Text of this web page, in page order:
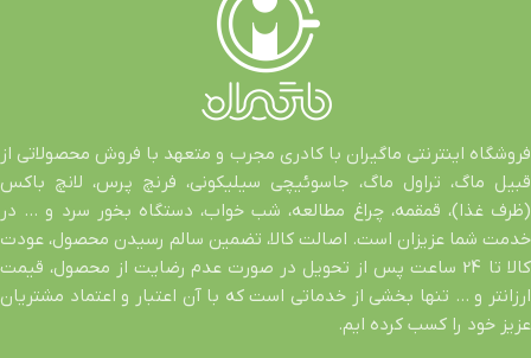
فروشگاه اینترنتی ماگیران با کادری مجرب و متعهد با فروش محصولاتی از
قبیل ماگ، تراول ماگ، جاسوئیچی سیلیکونی، فرنچ پرس، لانچ باکس
(ظرف غذا)، قمقمه، چراغ مطالعه، شب خواب، دستگاه بخور سرد و … در
خدمت شما عزیزان است. اصالت کالا، تضمین سالم رسیدن محصول، عودت
کالا تا 24 ساعت پس از تحویل در صورت عدم رضایت از محصول، قیمت
ارزانتر و … تنها بخشی از خدماتی است که با آن اعتبار و اعتماد مشتریان
عزیز خود را کسب کرده ایم.